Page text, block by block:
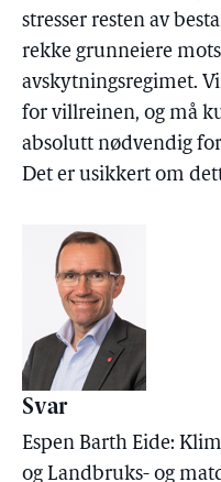
stresser resten av
rekke grunneiere
avskytningsregimet.
for villreinen, og må
absolutt nødvendig
Det er usikkert om
Svar
Espen Barth Eide:
og Landbruks- og